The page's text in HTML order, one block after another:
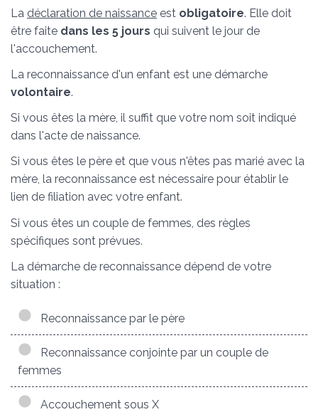
La déclaration de naissance est obligatoire. Elle doit
être faite dans les 5 jours qui suivent le jour de
l'accouchement.
La reconnaissance d'un enfant est une démarche
volontaire.
Si vous êtes la mère, il suffit que votre nom soit indiqué
dans l'acte de naissance.
Si vous êtes le père et que vous n'êtes pas marié avec la
mère, la reconnaissance est nécessaire pour établir le
lien de filiation avec votre enfant.
Si vous êtes un couple de femmes, des règles
spécifiques sont prévues.
La démarche de reconnaissance dépend de votre
situation :
Reconnaissance par le père
Reconnaissance conjointe par un couple de
femmes
Accouchement sous X